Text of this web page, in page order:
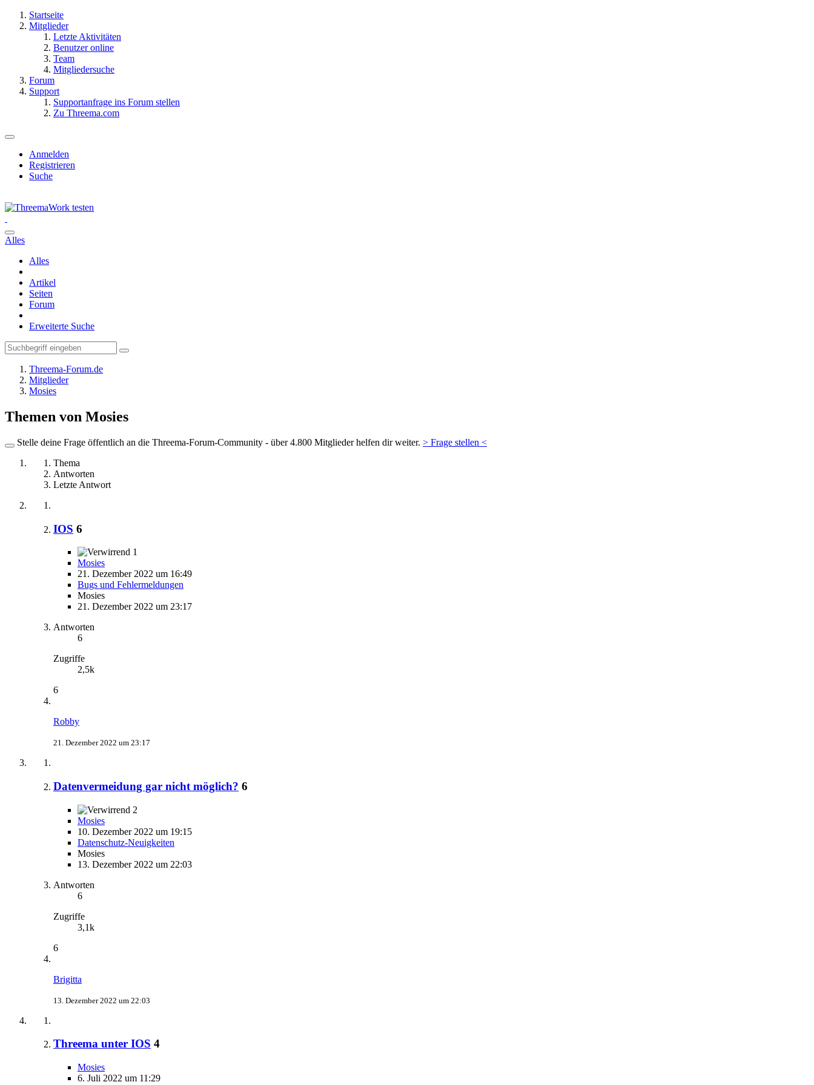
Startseite
Mitglieder
Letzte Aktivitäten
Benutzer online
Team
Mitgliedersuche
Forum
Support
Supportanfrage ins Forum stellen
Zu Threema.com
Anmelden
Registrieren
Suche
Alles
Alles
Artikel
Seiten
Forum
Erweiterte Suche
Threema-Forum.de
Mitglieder
Mosies
Themen von Mosies
Stelle deine Frage öffentlich an die Threema-Forum-Community - über 4.800 Mitglieder helfen dir weiter. > Frage stellen <
Thema
Antworten
Letzte Antwort
IOS 6
1
Mosies
21. Dezember 2022 um 16:49
Bugs und Fehlermeldungen
Mosies
21. Dezember 2022 um 23:17
Antworten
6
Zugriffe
2,5k
6
Robby
21. Dezember 2022 um 23:17
Datenvermeidung gar nicht möglich? 6
2
Mosies
10. Dezember 2022 um 19:15
Datenschutz-Neuigkeiten
Mosies
13. Dezember 2022 um 22:03
Antworten
6
Zugriffe
3,1k
6
Brigitta
13. Dezember 2022 um 22:03
Threema unter IOS 4
Mosies
6. Juli 2022 um 11:29